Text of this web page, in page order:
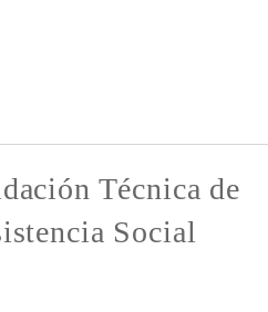
Técnica de
Social